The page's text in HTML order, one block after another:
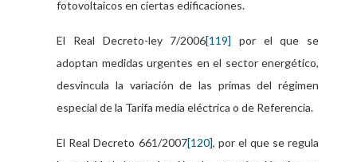
fotovoltaicos en ciertas edificaciones.
El Real Decreto-ley 7/2006[119] por el que se
adoptan medidas urgentes en el sector energético,
desvincula la variación de las primas del régimen
especial de la Tarifa media eléctrica o de Referencia.
El Real Decreto 661/2007[120], por el que se regula